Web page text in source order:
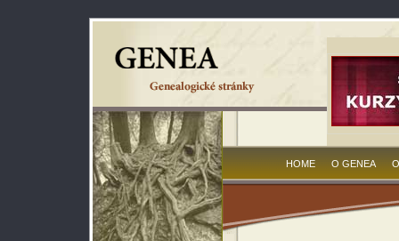
HOME O GENEA